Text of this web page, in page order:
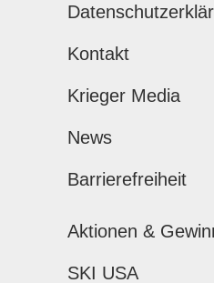
Kontakt
Krieger Media
News
Barrierefreiheit
Aktionen &
SKI USA